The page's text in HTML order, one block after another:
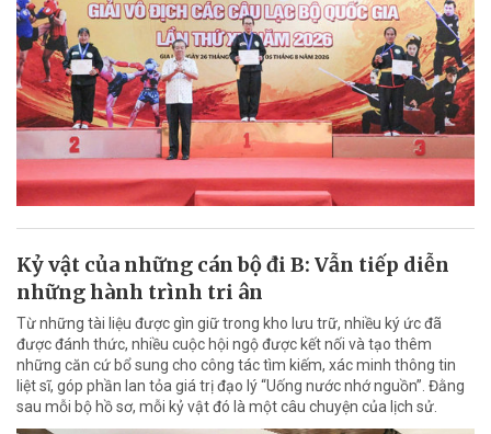
Kỷ vật của những cán bộ đi B: Vẫn tiếp diễn
những hành trình tri ân
Từ những tài liệu được gìn giữ trong kho lưu trữ, nhiều ký ức đã
được đánh thức, nhiều cuộc hội ngộ được kết nối và tạo thêm
những căn cứ bổ sung cho công tác tìm kiếm, xác minh thông tin
liệt sĩ, góp phần lan tỏa giá trị đạo lý “Uống nước nhớ nguồn”. Đằng
sau mỗi bộ hồ sơ, mỗi kỷ vật đó là một câu chuyện của lịch sử.